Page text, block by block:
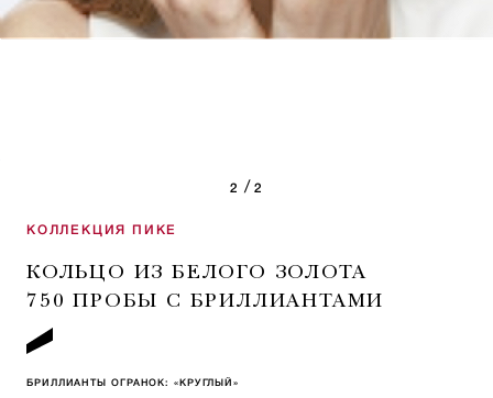
2 / 2
КОЛЛЕКЦИЯ ПИКЕ
КОЛЬЦО ИЗ БЕЛОГО ЗОЛОТА
750 ПРОБЫ С БРИЛЛИАНТАМИ
БРИЛЛИАНТЫ ОГРАНОК: «КРУГЛЫЙ»